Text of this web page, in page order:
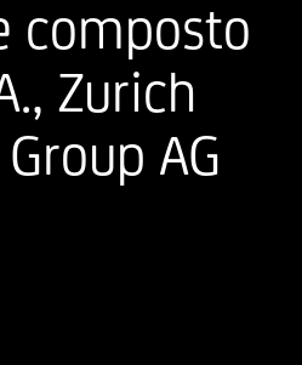
composto
Zurich
AG